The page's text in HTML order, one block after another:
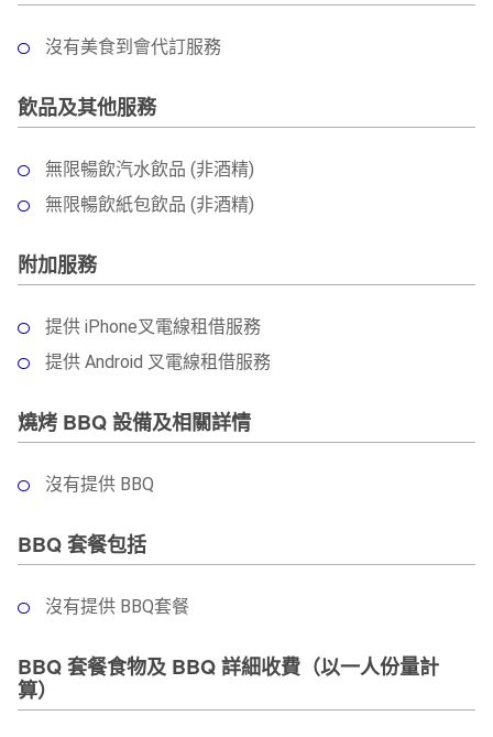
沒有美食到會代訂服務
飲品及其他服務
無限暢飲汽水飲品 (非酒精)
無限暢飲紙包飲品 (非酒精)
附加服務
提供 iPhone叉電線租借服務
提供 Android 叉電線租借服務
燒烤 BBQ 設備及相關詳情
沒有提供 BBQ
BBQ 套餐包括
沒有提供 BBQ套餐
BBQ 套餐食物及 BBQ 詳細收費（以一人份量計
算）